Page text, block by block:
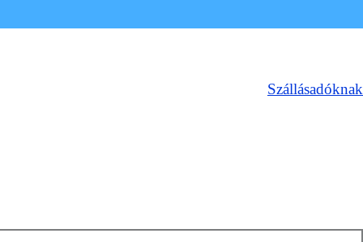
Szállásadóknak